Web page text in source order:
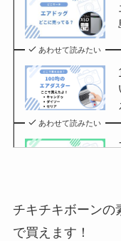
あわせて読みたい
あわせて読みたい
チキチキボーンの
で買えます！